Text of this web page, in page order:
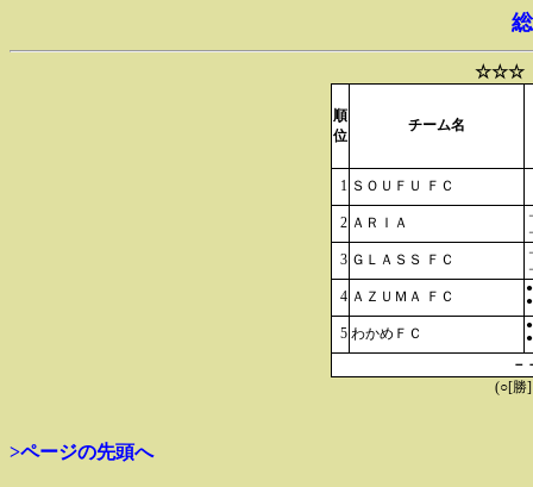
☆☆☆
順
位
チーム名
1 ＳＯＵＦＵ ＦＣ
2 ＡＲＩＡ
3 ＧＬＡＳＳ ＦＣ
4 ＡＺＵＭＡ ＦＣ
5 わかめＦＣ
－
(○[勝
>ページの先頭へ